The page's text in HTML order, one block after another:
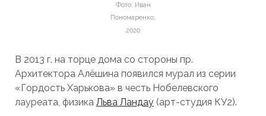
Фото: Иван
Пономаренко,
2020
В 2013 г. на торце дома со стороны пр.
Архитектора Алёшина появился мурал из серии
«Гордость Харькова» в честь Нобелевского
лауреата, физика Льва Ландау(арт-студия КУ2).